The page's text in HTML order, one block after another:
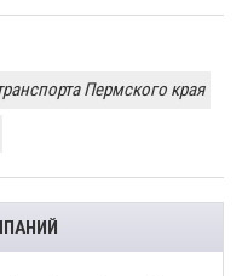
Пермского края